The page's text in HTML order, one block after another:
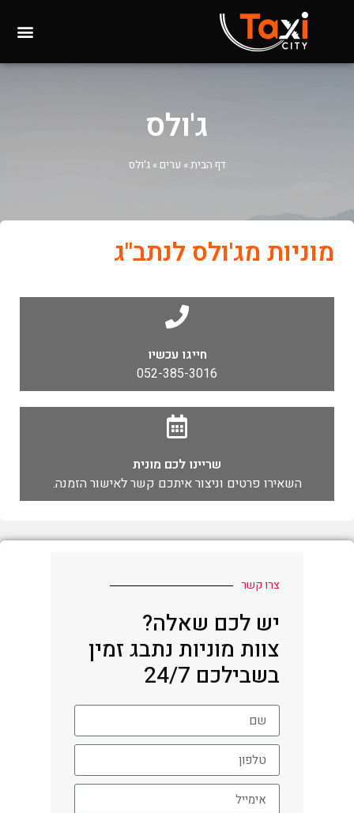
ג'ולס
דף הבית» ערים »ג'ולס
מוניות מג'ולס לנתב"ג
חייגו עכשיו
052-385-3016
שריינו לכם מונית
השאירו פרטים וניצור איתכם קשר לאישור הזמנה.
צרו קשר
יש לכם שאלה?
צוות מוניות נתבג זמין
בשבילכם 24/7